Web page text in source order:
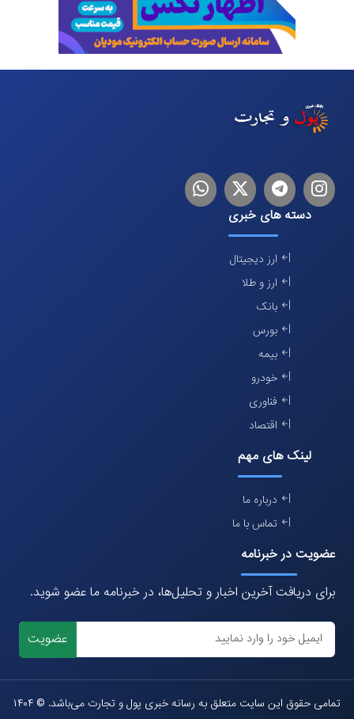
اینستاگرام
تلگرام توییترلینکدین
دسته های خبری
ارز دیجیتال
ارز و طلا
بانک
بورس
بیمه
خودرو
فناوری
اقتصاد
لینک های مهم
درباره ما
تماس با ما
عضویت در خبرنامه
برای دریافت آخرین اخبار و تحلیل‌ها، در خبرنامه ما عضو شوید.
عضویت
تمامی حقوق این سایت متعلق به رسانه خبری پول و تجارت می‌باشد. © ۱۴۰۴